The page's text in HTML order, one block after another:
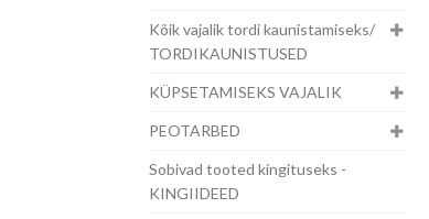
Kõik vajalik tordi kaunistamiseks/
TORDIKAUNISTUSED
KÜPSETAMISEKS VAJALIK
PEOTARBED
Sobivad tooted kingituseks -
KINGIIDEED